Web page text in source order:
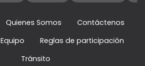
Quienes Somos
Contáctenos
Equipo
Reglas de participación
Tránsito